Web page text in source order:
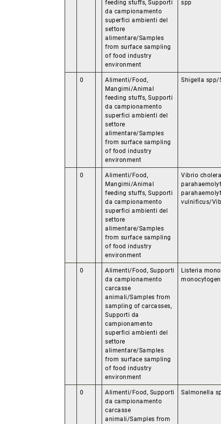
feeding stuffs, Supporti
da campionamento
superfici ambienti del
settore
alimentare/Samples
from surface sampling
of food industry
environment
spp
0
Alimenti/Food,
Mangimi/Animal
feeding stuffs, Supporti
da campionamento
superfici ambienti del
settore
alimentare/Samples
from surface sampling
of food industry
environment
Shigella spp/
0
Alimenti/Food,
Mangimi/Animal
feeding stuffs, Supporti
da campionamento
superfici ambienti del
settore
alimentare/Samples
from surface sampling
of food industry
environment
Vibrio
vulnificus/
0
Alimenti/Food, Supporti
da campionamento
carcasse
animali/Samples from
sampling of carcasses,
Supporti da
campionamento
superfici ambienti del
settore
alimentare/Samples
from surface sampling
of food industry
environment
Listeria
0
Alimenti/Food, Supporti
da campionamento
carcasse
animali/Samples from
Salmonella